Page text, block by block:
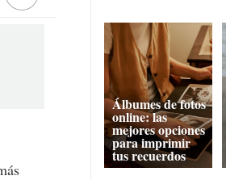
Álbumes de fotos
online: las
mejores opciones
para imprimir
tus recuerdos